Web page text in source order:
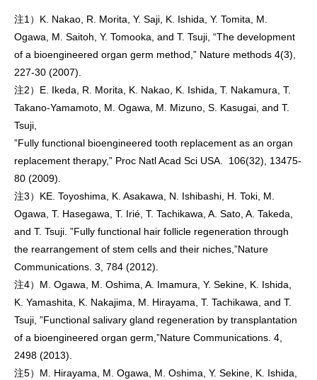
注1） K. Nakao, R. Morita, Y. Saji, K. Ishida, Y. Tomita, M.
Ogawa, M. Saitoh, Y. Tomooka, and T. Tsuji, “The development
of a bioengineered organ germ method,” Nature methods 4(3),
227-30 (2007).
注2） E. Ikeda, R. Morita, K. Nakao, K. Ishida, T. Nakamura, T.
Takano-Yamamoto, M. Ogawa, M. Mizuno, S. Kasugai, and T.
Tsuji,
”Fully functional bioengineered tooth replacement as an organ
replacement therapy,” Proc Natl Acad Sci USA. 106(32), 13475-
80 (2009).
注3） KE. Toyoshima, K. Asakawa, N. Ishibashi, H. Toki, M.
Ogawa, T. Hasegawa, T. Irié, T. Tachikawa, A. Sato, A. Takeda,
and T. Tsuji. ”Fully functional hair follicle regeneration through
the rearrangement of stem cells and their niches,”Nature
Communications. 3, 784 (2012).
注4） M. Ogawa, M. Oshima, A. Imamura, Y. Sekine, K. Ishida,
K. Yamashita, K. Nakajima, M. Hirayama, T. Tachikawa, and T.
Tsuji, ”Functional salivary gland regeneration by transplantation
of a bioengineered organ germ,”Nature Communications. 4,
2498 (2013).
注5） M. Hirayama, M. Ogawa, M. Oshima, Y. Sekine, K. Ishida,